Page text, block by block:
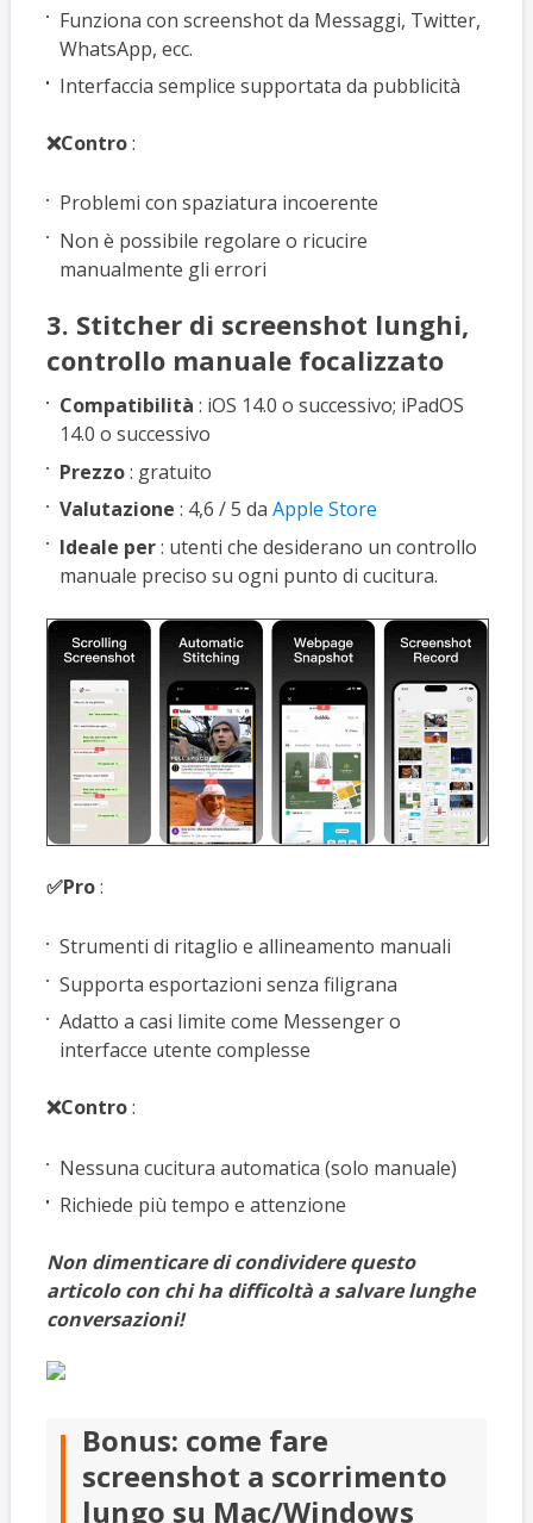
Funziona con screenshot da Messaggi, Twitter,
WhatsApp, ecc.
Interfaccia semplice supportata da pubblicità
❌Contro:
Problemi con spaziatura incoerente
Non è possibile regolare o ricucire
manualmente gli errori
3. Stitcher di screenshot lunghi,
controllo manuale focalizzato
Compatibilità : iOS 14.0 o successivo; iPadOS
14.0 o successivo
Prezzo: gratuito
Valutazione : 4,6 / 5 daApple Store
Ideale per: utenti che desiderano un controllo
manuale preciso su ogni punto di cucitura.
✅Pro:
Strumenti di ritaglio e allineamento manuali
Supporta esportazioni senza filigrana
Adatto a casi limite come Messenger o
interfacce utente complesse
❌Contro:
Nessuna cucitura automatica (solo manuale)
Richiede più tempo e attenzione
Non dimenticare di condividere questo
articolo con chi ha difficoltà a salvare lunghe
conversazioni!
Bonus: come fare
screenshot a scorrimento
lungo su Mac/Windows